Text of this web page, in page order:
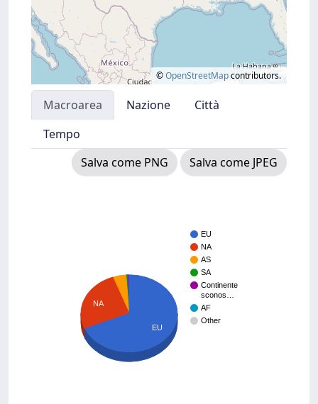
©OpenStreetMapcontributors.
Macroarea Nazione
Città
Tempo
Salva come PNG
Salva come JPEG
EU
NA
AS
SA
Continente
sconos…
AF
Other
NA
EU